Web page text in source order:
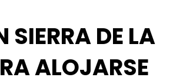
SIERRA DE LA
ALOJARSE